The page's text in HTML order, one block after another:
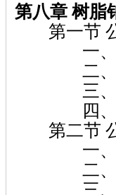
第八章 树脂
第一节
一、公
二、公
三、公
四、公
第二节
一、公
二、公
三、公